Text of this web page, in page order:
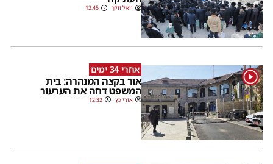
יואל וולך 12:45
1 אחרי 34 ימים
אור בקצה המנהרה: בית
המשפט דחה את הערעור
אורי כץ 12:32